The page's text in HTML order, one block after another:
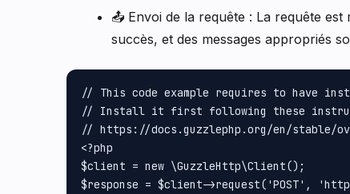
📤 Envoi de la requête : La requête
succès, et des messages appropriés
// This code example requires to have
// Install it first following these
// https://docs.guzzlephp.org/en/stable/
<?php
$client = new \GuzzleHttp\Client();
$response = $client->request('POST',